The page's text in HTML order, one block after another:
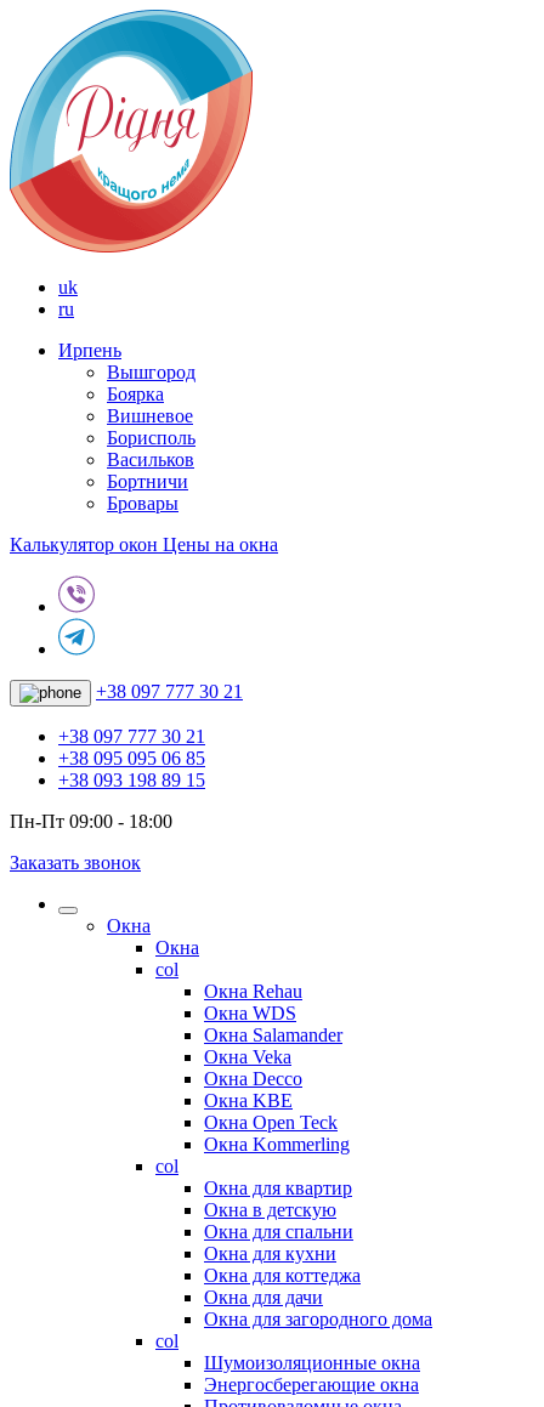
uk
ru
Ирпень
Вышгород
Боярка
Вишневое
Борисполь
Васильков
Бортничи
Бровары
Калькулятор окон Цены на окна
+38 097 777 30 21
+38 097 777 30 21
+38 095 095 06 85
+38 093 198 89 15
Пн-Пт 09:00 - 18:00
Заказать звонок
Окна
Окна
col
Окна Rehau
Окна WDS
Окна Salamander
Окна Veka
Окна Decco
Окна KBE
Окна Open Teck
Окна Kommerling
col
Окна для квартир
Окна в детскую
Окна для спальни
Окна для кухни
Окна для коттеджа
Окна для дачи
Окна для загородного дома
col
Шумоизоляционные окна
Энергосберегающие окна